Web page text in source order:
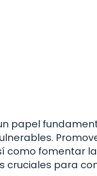
papel
como fomentar
cruciales para